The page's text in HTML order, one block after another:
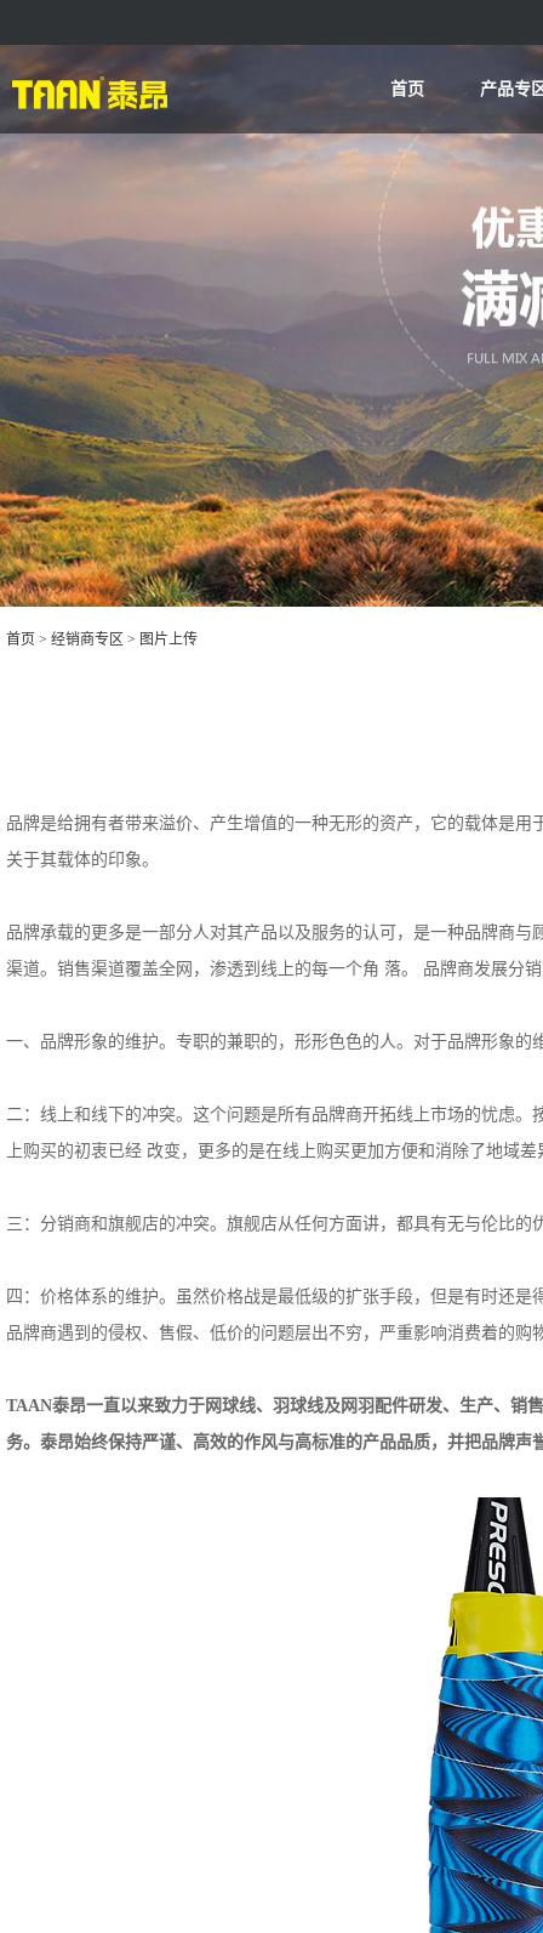
首页 产品专
首页 > 经销商专区 > 图片上传
品牌是给拥有者带来溢价、产生增值的一种无形的资产，它的载体是
关于其载体的印象。
品牌承载的更多是一部分人对其产品以及服务的认可，是一种品牌商
渠道。销售渠道覆盖全网，渗透到线上的每一个角 落。 品牌商发展分
一、品牌形象的维护。专职的兼职的，形形色色的人。对于品牌形象
二：线上和线下的冲突。这个问题是所有品牌商开拓线上市场的忧虑
上购买的初衷已经 改变，更多的是在线上购买更加方便和消除了地域差
三：分销商和旗舰店的冲突。旗舰店从任何方面讲，都具有无与伦比
四：价格体系的维护。虽然价格战是最低级的扩张手段，但是有时还
品牌商遇到的侵权、售假、低价的问题层出不穷，严重影响消费着的
TAAN泰昂一直以来致力于网球线、羽球线及网羽配件研发、生产、销
务。泰昂始终保持严谨、高效的作风与高标准的产品品质，并把品牌